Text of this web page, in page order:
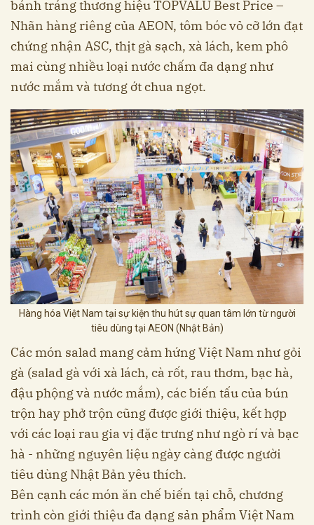
bánh tráng thương hiệu TOPVALU Best Price –
Nhãn hàng riêng của AEON, tôm bóc vỏ cỡ lớn đạt
chứng nhận ASC, thịt gà sạch, xà lách, kem phô
mai cùng nhiều loại nước chấm đa dạng như
nước mắm và tương ớt chua ngọt.
Hàng hóa Việt Nam tại sự kiện thu hút sự quan tâm lớn từ người
tiêu dùng tại AEON (Nhật Bản)
Các món salad mang cảm hứng Việt Nam như gỏi
gà (salad gà với xà lách, cà rốt, rau thơm, bạc hà,
đậu phộng và nước mắm), các biến tấu của bún
trộn hay phở trộn cũng được giới thiệu, kết hợp
với các loại rau gia vị đặc trưng như ngò rí và bạc
hà - những nguyên liệu ngày càng được người
tiêu dùng Nhật Bản yêu thích.
Bên cạnh các món ăn chế biến tại chỗ, chương
trình còn giới thiệu đa dạng sản phẩm Việt Nam